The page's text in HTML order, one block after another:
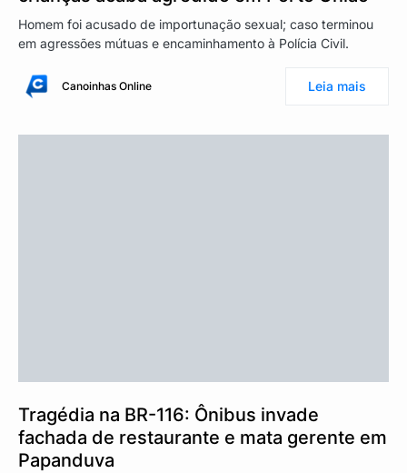
Homem foi acusado de importunação sexual; caso terminou
em agressões mútuas e encaminhamento à Polícia Civil.
Canoinhas Online Leia mais
Tragédia na BR-116: Ônibus invade
fachada de restaurante e mata gerente em
Papanduva